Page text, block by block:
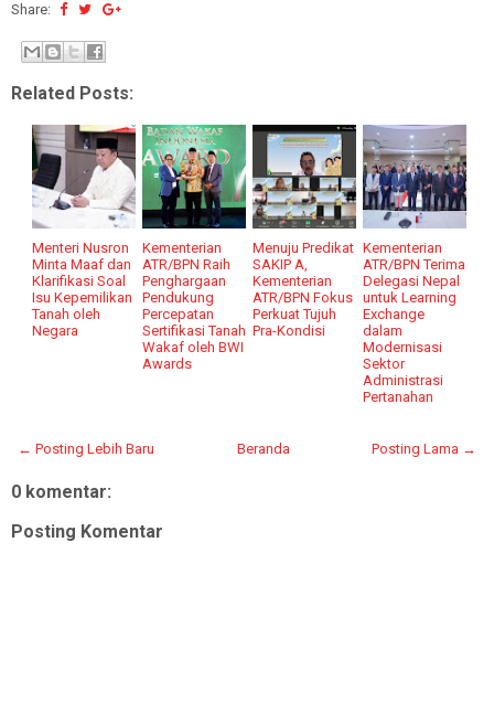
Share:
Related Posts:
Menteri Nusron
Minta Maaf dan
Klarifikasi Soal
Isu Kepemilikan
Tanah oleh
Negara
Kementerian
ATR/BPN Raih
Penghargaan
Pendukung
Percepatan
Sertifikasi Tanah
Wakaf oleh BWI
Awards
Menuju Predikat
SAKIP A,
Kementerian
ATR/BPN Fokus
Perkuat Tujuh
Pra-Kondisi
Kementerian
ATR/BPN Terima
Delegasi Nepal
untuk Learning
Exchange
dalam
Modernisasi
Sektor
Administrasi
Pertanahan
← Posting Lebih Baru Posting Lama →
Beranda
0 komentar:
Posting Komentar